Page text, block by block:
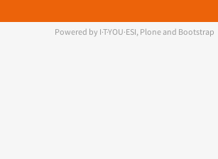
Powered by I·T·YOU·ESI, Plone and Bootstrap